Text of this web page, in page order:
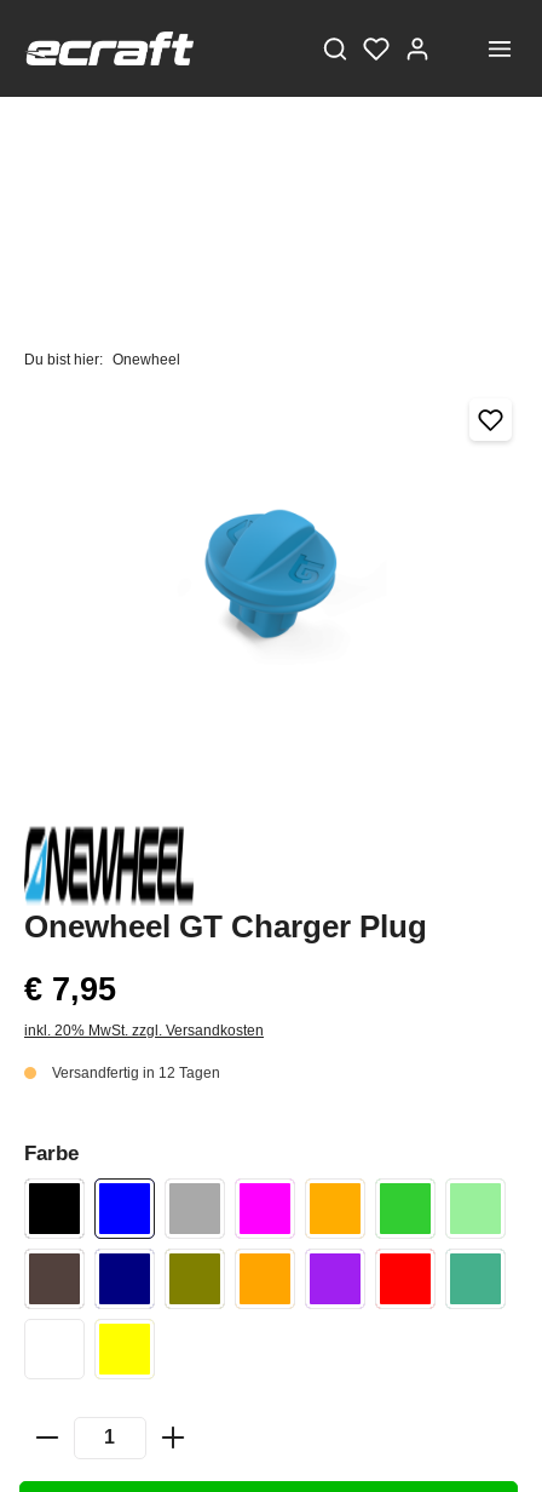
Du bist hier: Onewheel
Onewheel GT Charger Plug
€ 7,95
inkl. 20% MwSt. zzgl. Versandkosten
Versandfertig in 12 Tagen
Farbe